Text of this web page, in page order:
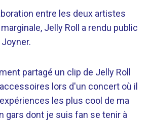
entre les deux artistes
Jelly Roll a rendu public
partagé un clip de Jelly Roll
lors d'un concert où il
les plus cool de ma
gars dont je suis fan se tenir à